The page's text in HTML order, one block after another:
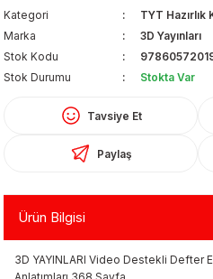
Kategori
TYT Hazırlık
Marka
3D Yayınları
Stok Kodu
Stok Durumu
Stokta Var
Tavsiye Et
Paylaş
Ürün Bilgisi
3D YAYINLARI Video Destekli Defter